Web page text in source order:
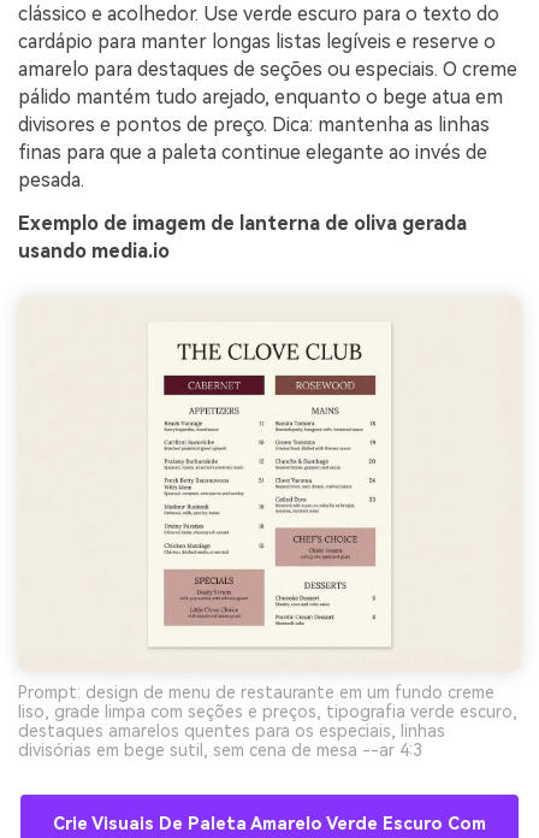
clássico e acolhedor. Use verde escuro para o texto do
cardápio para manter longas listas legíveis e reserve o
amarelo para destaques de seções ou especiais. O creme
pálido mantém tudo arejado, enquanto o bege atua em
divisores e pontos de preço. Dica: mantenha as linhas
finas para que a paleta continue elegante ao invés de
pesada.
Exemplo de imagem de lanterna de oliva gerada
usando media.io
Prompt: design de menu de restaurante em um fundo creme
liso, grade limpa com seções e preços, tipografia verde escuro,
destaques amarelos quentes para os especiais, linhas
divisórias em bege sutil, sem cena de mesa --ar 4:3
Crie Visuais De Paleta Amarelo Verde Escuro Com